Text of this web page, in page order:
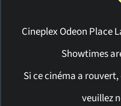
Cineplex Odeon Place
Showtimes
Si ce cinéma a
veuillez